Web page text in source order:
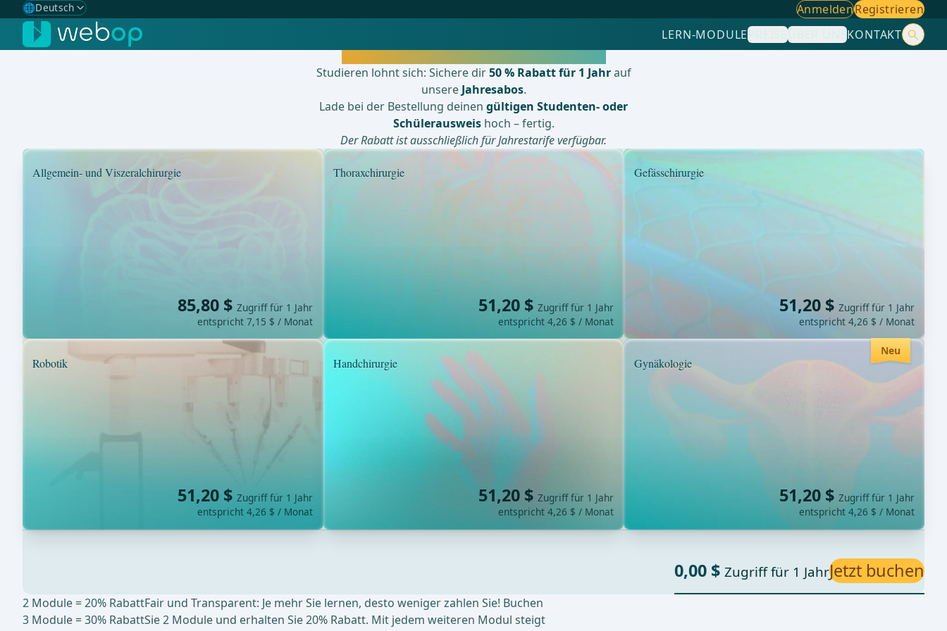
🌐Deutsch
Gewählte Sprache: Deutsch
🇩🇪 Deutsch ✓
AnmeldenRegistrieren
LERN-MODULEPREISEÜBER UNSKONTAKT
Studieren lohnt sich: Sichere dir50 % Rabatt für 1 Jahrauf
unsere Jahresabos.
Lade bei der Bestellung deinen gültigen Studenten- oder
Schülerausweishoch – fertig.
Der Rabatt ist ausschließlich für Jahrestarife verfügbar.
Allgemein- und Viszeralchirurgie
85,80 $ Zugriff für 1 Jahr
entspricht 7,15 $ / Monat
Thoraxchirurgie
51,20 $ Zugriff für 1 Jahr
entspricht 4,26 $ / Monat
Gefässchirurgie
51,20 $ Zugriff für 1 Jahr
entspricht 4,26 $ / Monat
Robotik
51,20 $ Zugriff für 1 Jahr
entspricht 4,26 $ / Monat
Handchirurgie
51,20 $ Zugriff für 1 Jahr
entspricht 4,26 $ / Monat
Neu
Gynäkologie
51,20 $ Zugriff für 1 Jahr
entspricht 4,26 $ / Monat
0,00 $ Zugriff für 1 JahrJetzt buchen
2 Module = 20% Rabatt
3 Module = 30% Rabatt
Fair und Transparent: Je mehr Sie lernen, desto weniger zahlen Sie! Buchen
Sie 2 Module und erhalten Sie 20% Rabatt. Mit jedem weiteren Modul steigt